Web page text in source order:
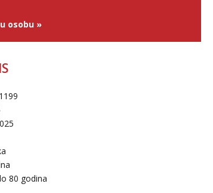
osobu »
80 godina